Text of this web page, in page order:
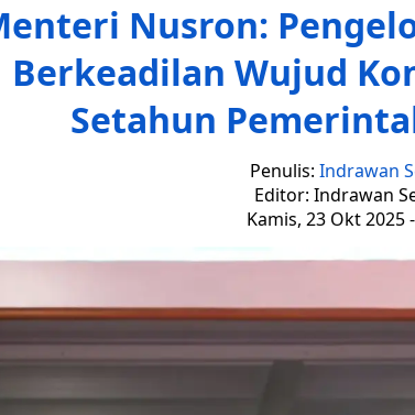
Nusron:
Berkeadilan Wujud
Setahun
Penulis: Indrawan
Editor: Indrawan
Kamis, 23 Okt 2025